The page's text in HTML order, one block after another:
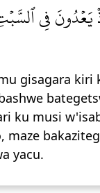
فِي
gisagara
ku musi
yacu.